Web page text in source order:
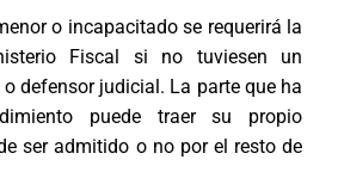
o incapacitado se requerirá la
Fiscal si no tuviesen un
defensor judicial. La parte que ha
puede traer su propio
ser admitido o no por el resto de